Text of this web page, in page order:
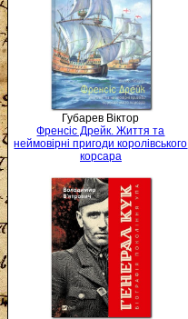
Губарев Віктор
Френсіс Дрейк. Життя та
неймовірні пригоди королівського
корсара